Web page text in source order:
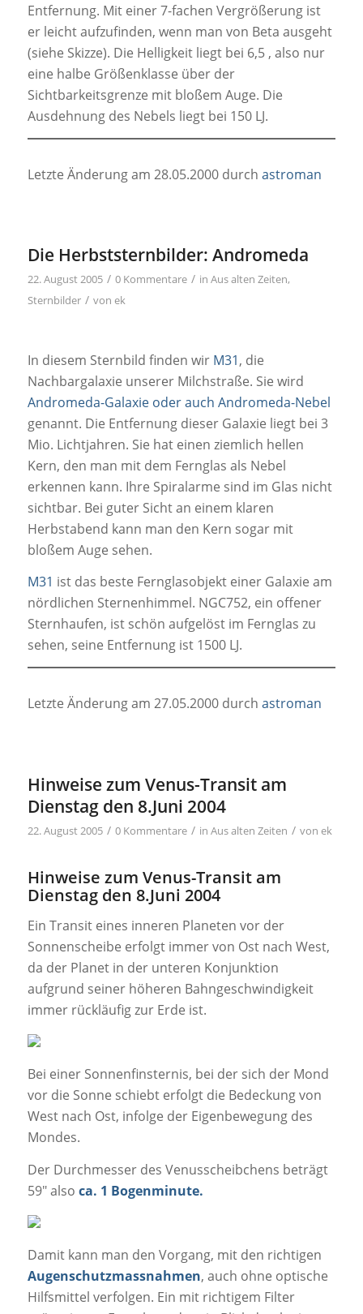
Entfernung. Mit einer 7-fachen Vergrößerung ist
er leicht aufzufinden, wenn man von Beta ausgeht
(siehe Skizze). Die Helligkeit liegt bei 6,5 , also nur
eine halbe Größenklasse über der
Sichtbarkeitsgrenze mit bloßem Auge. Die
Ausdehnung des Nebels liegt bei 150 LJ.
Letzte Änderung am 28.05.2000 durch astroman
Die Herbststernbilder: Andromeda
22. August 2005 / 0 Kommentare / in Aus alten Zeiten,
Sternbilder / von ek
In diesem Sternbild finden wir M31, die
Nachbargalaxie unserer Milchstraße. Sie wird
Andromeda-Galaxie oder auch Andromeda-Nebel
genannt. Die Entfernung dieser Galaxie liegt bei 3
Mio. Lichtjahren. Sie hat einen ziemlich hellen
Kern, den man mit dem Fernglas als Nebel
erkennen kann. Ihre Spiralarme sind im Glas nicht
sichtbar. Bei guter Sicht an einem klaren
Herbstabend kann man den Kern sogar mit
bloßem Auge sehen.
M31 ist das beste Fernglasobjekt einer Galaxie am
nördlichen Sternenhimmel. NGC752, ein offener
Sternhaufen, ist schön aufgelöst im Fernglas zu
sehen, seine Entfernung ist 1500 LJ.
Letzte Änderung am 27.05.2000 durch astroman
Hinweise zum Venus-Transit am
Dienstag den 8.Juni 2004
22. August 2005 / 0 Kommentare / in Aus alten Zeiten / von ek
Hinweise zum Venus-Transit am
Dienstag den 8.Juni 2004
Ein Transit eines inneren Planeten vor der
Sonnenscheibe erfolgt immer von Ost nach West,
da der Planet in der unteren Konjunktion
aufgrund seiner höheren Bahngeschwindigkeit
immer rückläufig zur Erde ist.
Bei einer Sonnenfinsternis, bei der sich der Mond
vor die Sonne schiebt erfolgt die Bedeckung von
West nach Ost, infolge der Eigenbewegung des
Mondes.
Der Durchmesser des Venusscheibchens beträgt
59″ also ca. 1 Bogenminute.
Damit kann man den Vorgang, mit den richtigen
Augenschutzmassnahmen, auch ohne optische
Hilfsmittel verfolgen. Ein mit richtigem Filter